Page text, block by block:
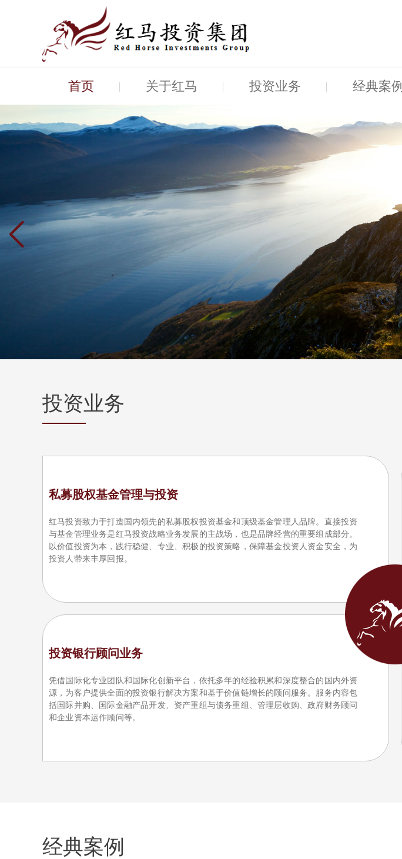
首页 关于红马 投资业务 经典案例
投资业务
私募股权基金管理与投资
红马投资致力于打造国内领先的私募股权投资基金和顶级基金管理人品牌。直接投资
与基金管理业务是红马投资战略业务发展的主战场，也是品牌经营的重要组成部分。
以价值投资为本，践行稳健、专业、积极的投资策略，保障基金投资人资金安全，为
投资人带来丰厚回报。
投资银行顾问业务
凭借国际化专业团队和国际化创新平台，依托多年的经验积累和深度整合的国内外资
源，为客户提供全面的投资银行解决方案和基于价值链增长的顾问服务。服务内容包
括国际并购、国际金融产品开发、资产重组与债务重组、管理层收购、政府财务顾问
和企业资本运作顾问等。
经典案例